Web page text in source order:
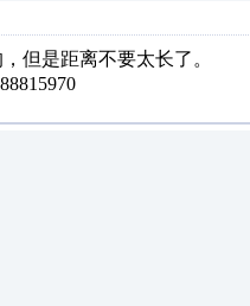
但是距离不要太长了。